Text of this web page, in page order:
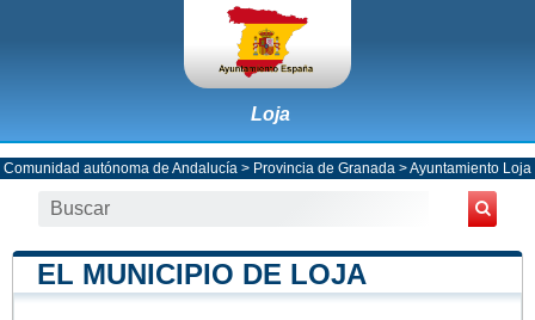
Loja
Comunidad autónoma de Andalucía > Provincia de Granada >Ayuntamiento Loja
EL MUNICIPIO DE LOJA